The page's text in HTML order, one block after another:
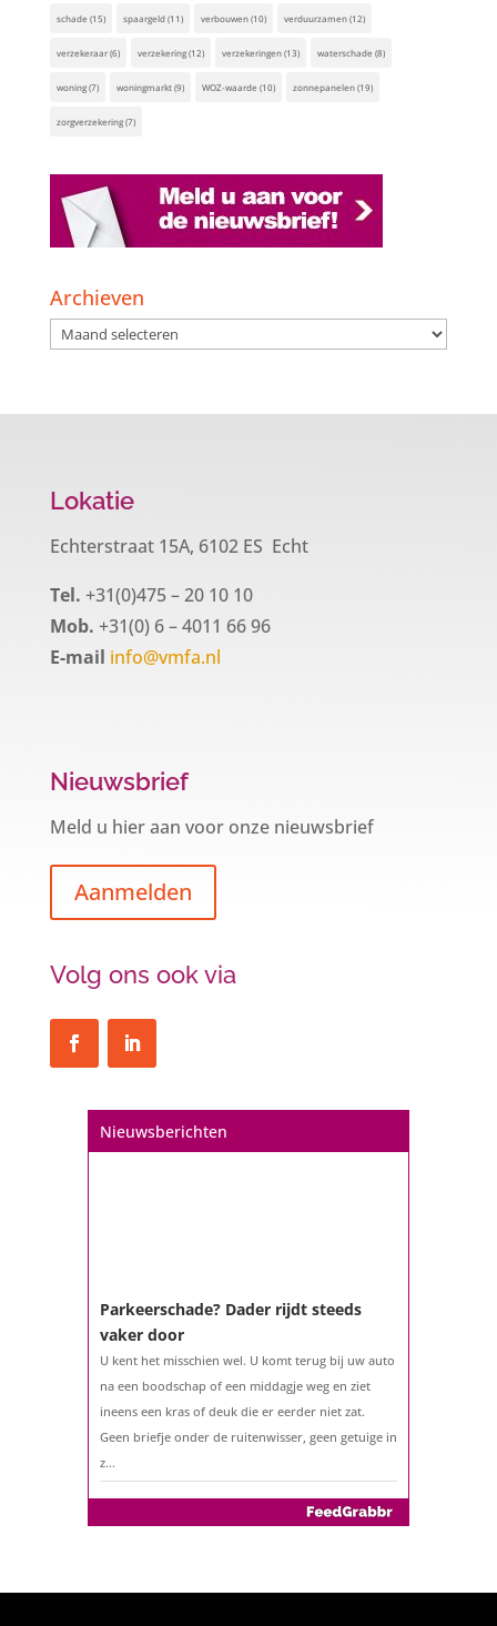
schade (15) spaargeld(11) verbouwen(10) verduurzamen(12)
verzekeraar(6) verzekering(12) verzekeringen(13) waterschade (8)
woning(7) woningmarkt(9) WOZ-waarde (10) zonnepanelen(19)
zorgverzekering(7)
Archieven
Archieven
Lokatie
Echterstraat 15A, 6102 ES Echt
Tel. +31(0)475 – 20 10 10
Mob. +31(0) 6 – 4011 66 96
E-mail info@vmfa.nl
Nieuwsbrief
Meld u hier aan voor onze nieuwsbrief
Aanmelden
Volg ons ook via
Nieuwsberichten
Een hypotheek na uw 57e? Er zijn
De woningmarkt is nog steeds in beweging.
het eigenlijk met een hypotheek als u 57 jaar of
ouder bent?...
Parkeerschade? Dader rijdt steeds
vaker door
U kent het misschien wel. U komt terug bij uw auto
na een boodschap of een middagje weg en ziet
ineens een kras of deuk die er eerder niet zat.
Geen briefje onder de ruitenwisser, geen getuige in
z...